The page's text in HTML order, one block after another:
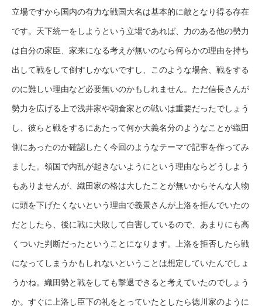
立場ですから国内の有力な戦国大名は基本的に敵となり得る存在
です。天下統一をしようという立場であれば、力のある他の勢力
は自分の家臣、家来になる考えが無いのなら何らかの理由を持ち
出して戦をして倒すしかないですし、このような場合、戦をする
のに難しい理由など必要無いのかもしれません。ただ信長さんが
勢力を広げる上で浅井家や朝倉家との戦いは重要だったでしょう
し、彼らと戦をするにあたって何か大義名分のようなことが織田
側にあったのか確認したく今回のようなテーマで記事を作ってみ
ました。領国で内乱が起きないようにという理由ならどうしよう
もありませんが、織田家の格は大したことが無いからそんな人物
に頭を下げたくないという理由で義景さんが上洛を拒んでいたの
だとしたら、後に戦に大敗して自害しているので、あまりにも高
くついた判断だったということになります。上洛を拒否したら戦
になってしまうかもしれないということは想定していたんでしょ
うかね。織田勢と戦をしても撃退できると考えていたのでしょう
か。すぐに上洛し臣下の礼をとっていたとしたら徳川家のように